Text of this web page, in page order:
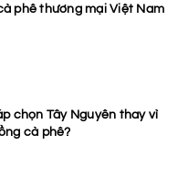
phê thương mại Việt Nam
chọn Tây Nguyên thay vì
cà phê?